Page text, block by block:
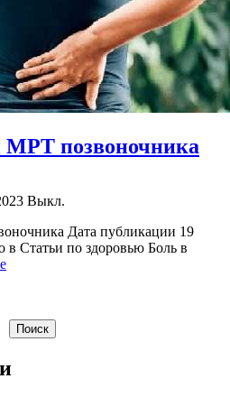
МРТ позвоночника
Выкл.
Дата публикации 19
в Статьи по здоровью Боль в
Поиск